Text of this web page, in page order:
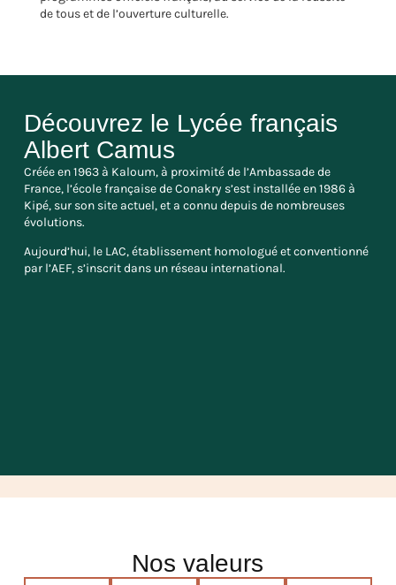
de tous et de l’ouverture culturelle.
Découvrez le Lycée français
Albert Camus
Créée en 1963 à Kaloum, à proximité de l’Ambassade de
France, l’école française de Conakry s’est installée en 1986 à
Kipé, sur son site actuel, et a connu depuis de nombreuses
évolutions.
Aujourd’hui, le LAC, établissement homologué et conventionné
par l’AEF, s’inscrit dans un réseau international.
Nos valeurs